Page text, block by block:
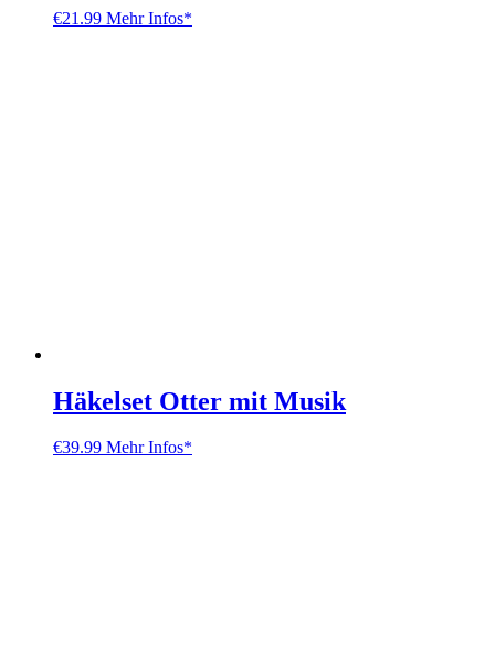
€21.99 Mehr Infos*
Häkelset Otter mit Musik
€39.99 Mehr Infos*